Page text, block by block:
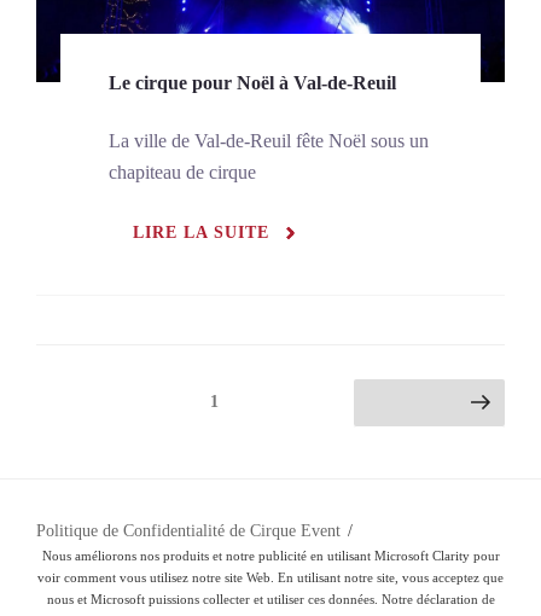
Le cirque pour Noël à Val-de-Reuil
La ville de Val-de-Reuil fête Noël sous un
chapiteau de cirque
LIRE LA SUITE
1 Page suivante
Politique de Confidentialité de Cirque Event
Nous améliorons nos produits et notre publicité en utilisant Microsoft Clarity pour
voir comment vous utilisez notre site Web. En utilisant notre site, vous acceptez que
nous et Microsoft puissions collecter et utiliser ces données. Notre déclaration de